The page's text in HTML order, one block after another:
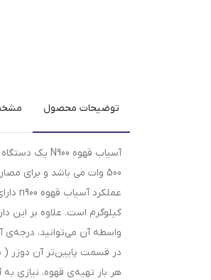
توضیحات محصول
500 وات می باشد و برای مصارف متوسط و کم همچون خانه، کافه و یا کافی شاپ مناسب است.
کیلوگرم است. علاوه بر این
واسطه آن می‌توانید، درجه‌ی
هر بار تهیه‌ی قهوه، نیازی